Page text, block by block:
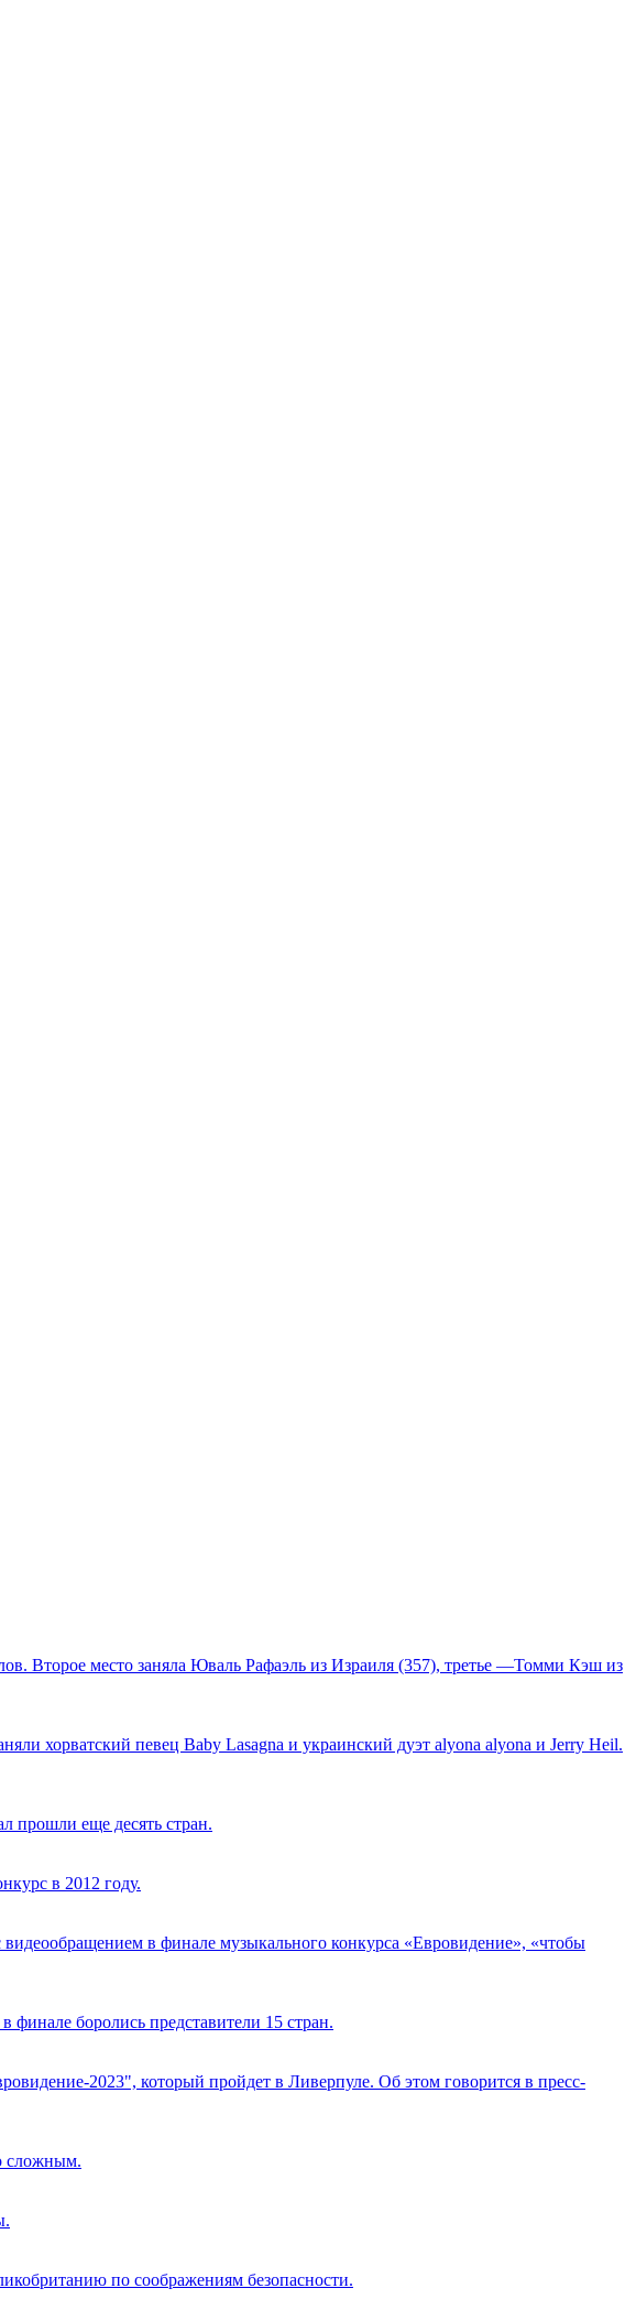
Второе место заняла Юваль Рафаэль из Израиля (357), третье —Томми Кэш из
хорватский певец Baby Lasagna и украинский дуэт alyona alyona и Jerry Heil.
прошли еще десять стран.
в 2012 году.
в финале музыкального конкурса «Евровидение», «чтобы
боролись представители 15 стран.
2023", который пройдет в Ливерпуле. Об этом говорится в пресс-
сложным.
по соображениям безопасности.